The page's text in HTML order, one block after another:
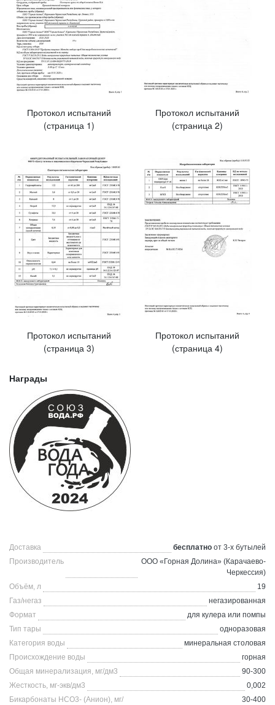
Протокол испытаний
(страница 1)
Протокол испытаний
(страница 2)
Протокол испытаний
(страница 3)
Протокол испытаний
(страница 4)
Награды
Доставка бесплатно от 3-х бутылей
Производитель
ООО «Горная Долина» (Карачаево-
Черкессия)
Объём, л
19
Газ/негаз
негазированная
Формат
для кулера или помпы
Тип тары
одноразовая
Категория воды
минеральная столовая
Происхождение воды
горная
Общая минерализация, мг/дм3
90-300
Жесткость, мг-экв/дм3
0,002
Бикарбонаты HCO3- (Анион), мг/
30-400